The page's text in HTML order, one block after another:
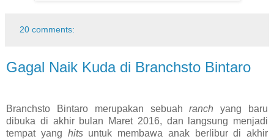
20 comments:
Gagal Naik Kuda di Branchsto Bintaro
Branchsto Bintaro merupakan sebuahranch yang baru
dibuka di akhir bulan Maret 2016, dan langsung menjadi
tempat yang hitsuntuk membawa anak berlibur di akhir